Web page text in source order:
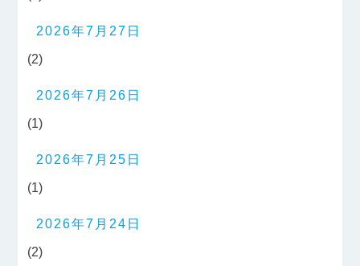
2026年7月27日
(2)
2026年7月26日
(1)
2026年7月25日
(1)
2026年7月24日
(2)